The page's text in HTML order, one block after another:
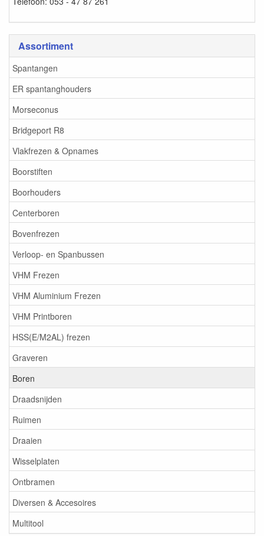
Assortiment
Spantangen
ER spantanghouders
Morseconus
Bridgeport R8
Vlakfrezen & Opnames
Boorstiften
Boorhouders
Centerboren
Bovenfrezen
Verloop- en Spanbussen
VHM Frezen
VHM Aluminium Frezen
VHM Printboren
HSS(E/M2AL) frezen
Graveren
Boren
Draadsnijden
Ruimen
Draaien
Wisselplaten
Ontbramen
Diversen & Accesoires
Multitool